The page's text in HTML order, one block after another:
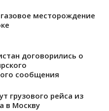
месторождение
договорились о
сообщения
грузового рейса из
в Москву